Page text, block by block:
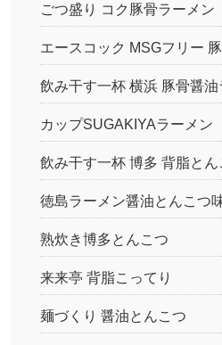
ごつ盛り コク豚骨ラーメン
エースコック MSGフリー
飲み干す一杯 横浜 豚骨醤油
カップSUGAKIYAラーメン
飲み干す一杯 博多 背脂と
徳島ラーメン醤油とんこつ
熟炊き博多とんこつ
来来亭 背脂こってり
麺づくり 醤油とんこつ